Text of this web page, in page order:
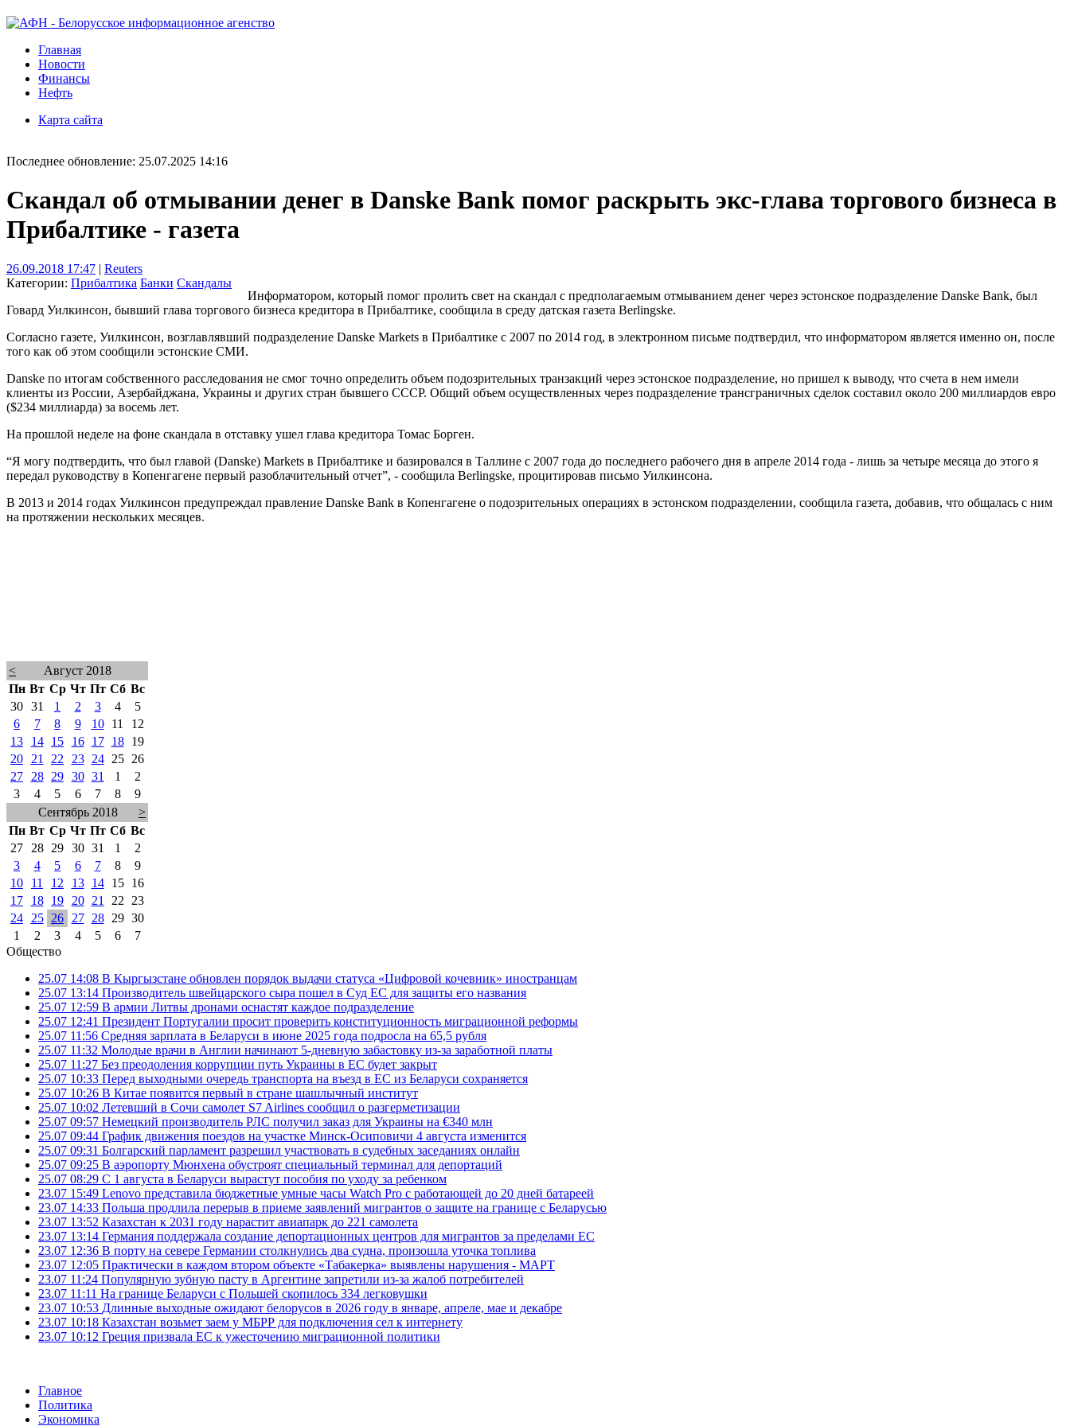
Главная
Новости
Финансы
Нефть
Карта сайта
Последнее обновление: 25.07.2025 14:16
Скандал об отмывании денег в Danske Bank помог раскрыть экс-глава торгового бизнеса в
Прибалтике - газета
26.09.2018 17:47 | Reuters
Категории: Прибалтика Банки Скандалы
Информатором, который помог пролить свет на скандал с предполагаемым отмыванием денег через эстонское подразделение Danske Bank, был
Говард Уилкинсон, бывший глава торгового бизнеса кредитора в Прибалтике, сообщила в среду датская газета Berlingske.
Согласно газете, Уилкинсон, возглавлявший подразделение Danske Markets в Прибалтике с 2007 по 2014 год, в электронном письме подтвердил, что информатором является именно он, после
того как об этом сообщили эстонские СМИ.
Danske по итогам собственного расследования не смог точно определить объем подозрительных транзакций через эстонское подразделение, но пришел к выводу, что счета в нем имели
клиенты из России, Азербайджана, Украины и других стран бывшего СССР. Общий объем осуществленных через подразделение трансграничных сделок составил около 200 миллиардов евро
($234 миллиарда) за восемь лет.
На прошлой неделе на фоне скандала в отставку ушел глава кредитора Томас Борген.
“Я могу подтвердить, что был главой (Danske) Markets в Прибалтике и базировался в Таллине с 2007 года до последнего рабочего дня в апреле 2014 года - лишь за четыре месяца до этого я
передал руководству в Копенгагене первый разоблачительный отчет”, - сообщила Berlingske, процитировав письмо Уилкинсона.
В 2013 и 2014 годах Уилкинсон предупреждал правление Danske Bank в Копенгагене о подозрительных операциях в эстонском подразделении, сообщила газета, добавив, что общалась с ним
на протяжении нескольких месяцев.
<
Август 2018
Пн Вт Ср Чт Пт Сб Вс
30 31 1 2 3 4
5
6
7 8 9 10 11
12
13
14 15 16 17 18
19
20
21 22 23 24 25
26
27
28 29 30 31 1
2
3
4 5 6 7 8
9
Сентябрь 2018
>
Пн Вт Ср Чт Пт Сб Вс
27
28 29 30 31 1
2
3
4 5 6 7 8
9
10
11 12 13 14 15
16
17
18 19 20 21 22
23
24
25 26 27 28 29 30
1
2 3 4 5 6
7
Общество
25.07 14:08 В Кыргызстане обновлен порядок выдачи статуса «Цифровой кочевник» иностранцам
25.07 13:14 Производитель швейцарского сыра пошел в Суд ЕС для защиты его названия
25.07 12:59 В армии Литвы дронами оснастят каждое подразделение
25.07 12:41 Президент Португалии просит проверить конституционность миграционной реформы
25.07 11:56 Средняя зарплата в Беларуси в июне 2025 года подросла на 65,5 рубля
25.07 11:32 Молодые врачи в Англии начинают 5-дневную забастовку из-за заработной платы
25.07 11:27 Без преодоления коррупции путь Украины в ЕС будет закрыт
25.07 10:33 Перед выходными очередь транспорта на въезд в ЕС из Беларуси сохраняется
25.07 10:26 В Китае появится первый в стране шашлычный институт
25.07 10:02 Летевший в Сочи самолет S7 Airlines сообщил о разгерметизации
25.07 09:57 Немецкий производитель РЛС получил заказ для Украины на €340 млн
25.07 09:44 График движения поездов на участке Минск-Осиповичи 4 августа изменится
25.07 09:31 Болгарский парламент разрешил участвовать в судебных заседаниях онлайн
25.07 09:25 В аэропорту Мюнхена обустроят специальный терминал для депортаций
25.07 08:29 С 1 августа в Беларуси вырастут пособия по уходу за ребенком
23.07 15:49 Lenovo представила бюджетные умные часы Watch Pro с работающей до 20 дней батареей
23.07 14:33 Польша продлила перерыв в приеме заявлений мигрантов о защите на границе с Беларусью
23.07 13:52 Казахстан к 2031 году нарастит авиапарк до 221 самолета
23.07 13:14 Германия поддержала создание депортационных центров для мигрантов за пределами ЕС
23.07 12:36 В порту на севере Германии столкнулись два судна, произошла уточка топлива
23.07 12:05 Практически в каждом втором объекте «Табакерка» выявлены нарушения - МАРТ
23.07 11:24 Популярную зубную пасту в Аргентине запретили из-за жалоб потребителей
23.07 11:11 На границе Беларуси с Польшей скопилось 334 легковушки
23.07 10:53 Длинные выходные ожидают белорусов в 2026 году в январе, апреле, мае и декабре
23.07 10:18 Казахстан возьмет заем у МБРР для подключения сел к интернету
23.07 10:12 Греция призвала ЕС к ужесточению миграционной политики
Главное
Политика
Экономика